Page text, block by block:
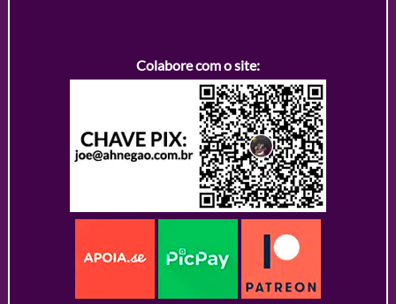
Colabore com o site: